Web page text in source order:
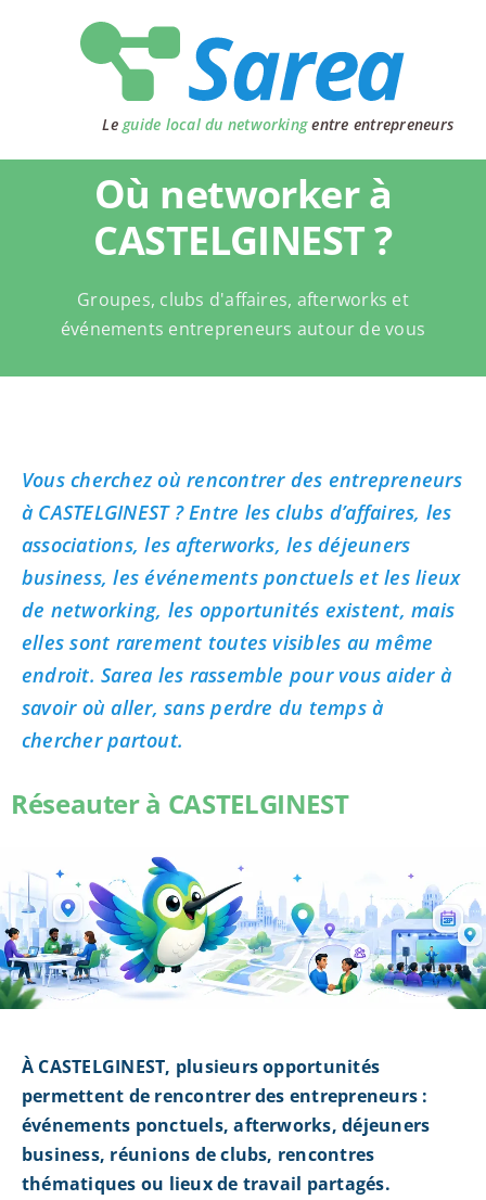
Le guide local du networkingentre entrepreneurs
Où networker à
CASTELGINEST ?
Groupes, clubs d'affaires, afterworks et
événements entrepreneurs autour de vous
Vous cherchez où rencontrer des entrepreneurs
à CASTELGINEST ? Entre les clubs d’affaires, les
associations, les afterworks, les déjeuners
business, les événements ponctuels et les lieux
de networking, les opportunités existent, mais
elles sont rarement toutes visibles au même
endroit. Sarea les rassemble pour vous aider à
savoir où aller, sans perdre du temps à
chercher partout.
Réseauter à CASTELGINEST
À CASTELGINEST, plusieurs opportunités
permettent de rencontrer des entrepreneurs :
événements ponctuels, afterworks, déjeuners
business, réunions de clubs, rencontres
thématiques ou lieux de travail partagés.